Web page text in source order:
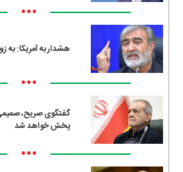
•••
هشدار به آمریکا: به
•••
گفتگوی صریح،
پخش خواهد شد
•••